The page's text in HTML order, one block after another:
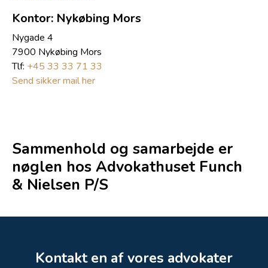
Kontor: Nykøbing Mors
Nygade 4
7900 Nykøbing Mors
Tlf: +45 33 33 71 33
Send sikker mail her
Sammenhold og samarbejde er
nøglen hos Advokathuset Funch
& Nielsen P/S
Kontakt en af vores advokater